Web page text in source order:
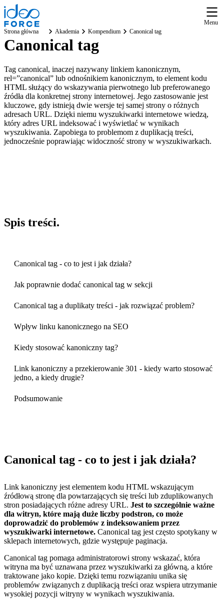
Menu
Strona główna
Akademia Kompendium Canonical tag
Canonical tag
Tag canonical, inaczej nazywany linkiem kanonicznym,
rel=”canonical” lub odnośnikiem kanonicznym, to element kodu
HTML służący do wskazywania pierwotnego lub preferowanego
źródła dla konkretnej strony internetowej. Jego zastosowanie jest
kluczowe, gdy istnieją dwie wersje tej samej strony o różnych
adresach URL. Dzięki niemu wyszukiwarki internetowe wiedzą,
który adres URL indeksować i wyświetlać w wynikach
wyszukiwania. Zapobiega to problemom z duplikacją treści,
jednocześnie poprawiając widoczność strony w wyszukiwarkach.
Spis treści.
Canonical tag - co to jest i jak działa?
Jak poprawnie dodać canonical tag w sekcji
Canonical tag a duplikaty treści - jak rozwiązać problem?
Wpływ linku kanonicznego na SEO
Kiedy stosować kanoniczny tag?
Link kanoniczny a przekierowanie 301 - kiedy warto stosować
jedno, a kiedy drugie?
Podsumowanie
Canonical tag - co to jest i jak działa?
Link kanoniczny jest elementem kodu HTML wskazującym
źródłową stronę dla powtarzających się treści lub zduplikowanych
stron posiadających różne adresy URL. Jest to szczególnie ważne
dla witryn, które mają duże liczby podstron, co może
doprowadzić do problemów z indeksowaniem przez
wyszukiwarki internetowe. Canonical tag jest często spotykany w
sklepach internetowych, gdzie występuje paginacja.
Canonical tag pomaga administratorowi strony wskazać, która
witryna ma być uznawana przez wyszukiwarki za główną, a które
traktowane jako kopie. Dzięki temu rozwiązaniu unika się
problemów związanych z duplikacją treści oraz wspiera utrzymanie
wysokiej pozycji witryny w wynikach wyszukiwania.